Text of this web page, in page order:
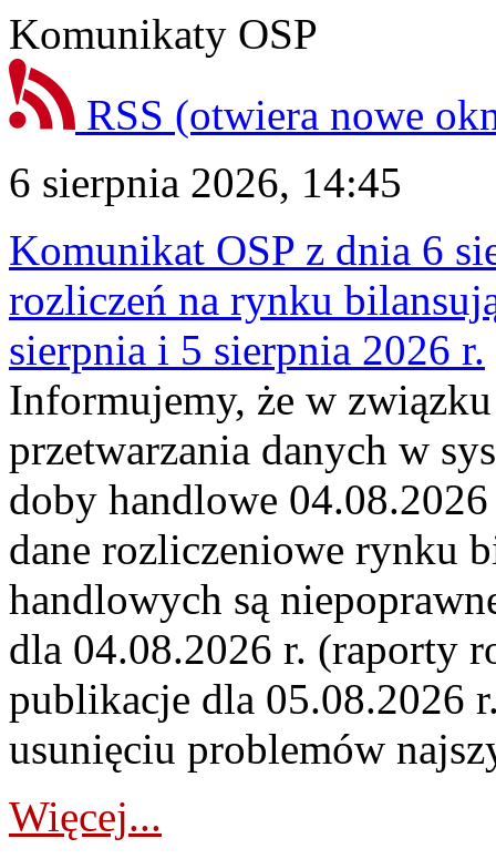
Komunikaty OSP
RSS (otwiera nowe
6 sierpnia 2026, 14:45
Komunikat OSP z dnia 6
rozliczeń na rynku
sierpnia i 5 sierpnia 2026 r.
Informujemy, że w
przetwarzania danych w
doby handlowe
dane rozliczeniowe rynku
handlowych są
dla 04.08.2026 r. (raporty
publikacje dla 05.08.2026
usunięciu problemów
Więcej...